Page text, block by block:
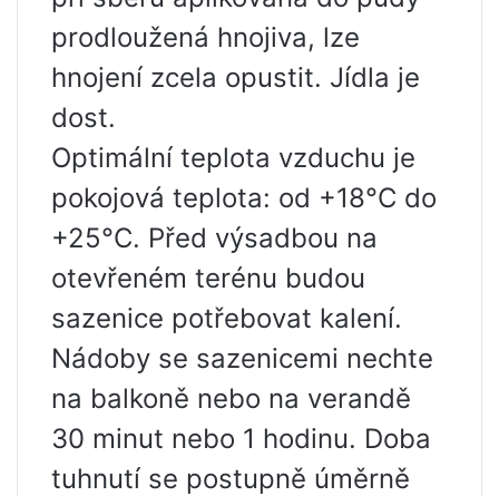
prodloužená hnojiva, lze
hnojení zcela opustit. Jídla je
dost.
Optimální teplota vzduchu je
pokojová teplota: od +18°С do
+25°С. Před výsadbou na
otevřeném terénu budou
sazenice potřebovat kalení.
Nádoby se sazenicemi nechte
na balkoně nebo na verandě
30 minut nebo 1 hodinu. Doba
tuhnutí se postupně úměrně